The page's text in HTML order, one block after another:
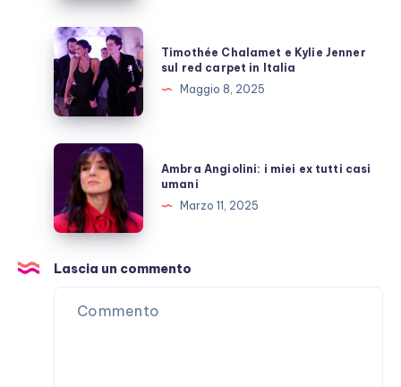
rari
momenti
di
“lucidità”
Timothée
Chalamet
e
Kylie
Jenner
sul
carpet
in
Italia
Timothée Chalamet e Kylie Jenner
sul red carpet in Italia
Maggio 8, 2025
Ambra
Angiolini:
miei
ex
tutti
casi
umani
Ambra Angiolini: i miei ex tutti casi
umani
Marzo 11, 2025
Lascia un commento